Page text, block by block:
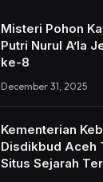
Misteri Pohon
Putri Nurul A’la
ke-8
December 31, 2025
Kementerian
Disdikbud Aceh
Situs Sejarah